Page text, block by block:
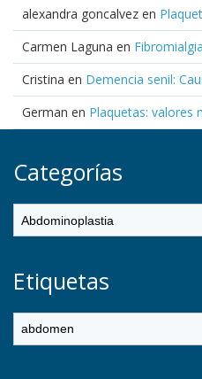
alexandra goncalvez en
Carmen Laguna en
Cristina en Demencia senil:
German en Plaquetas: valores
Categorías
Etiquetas